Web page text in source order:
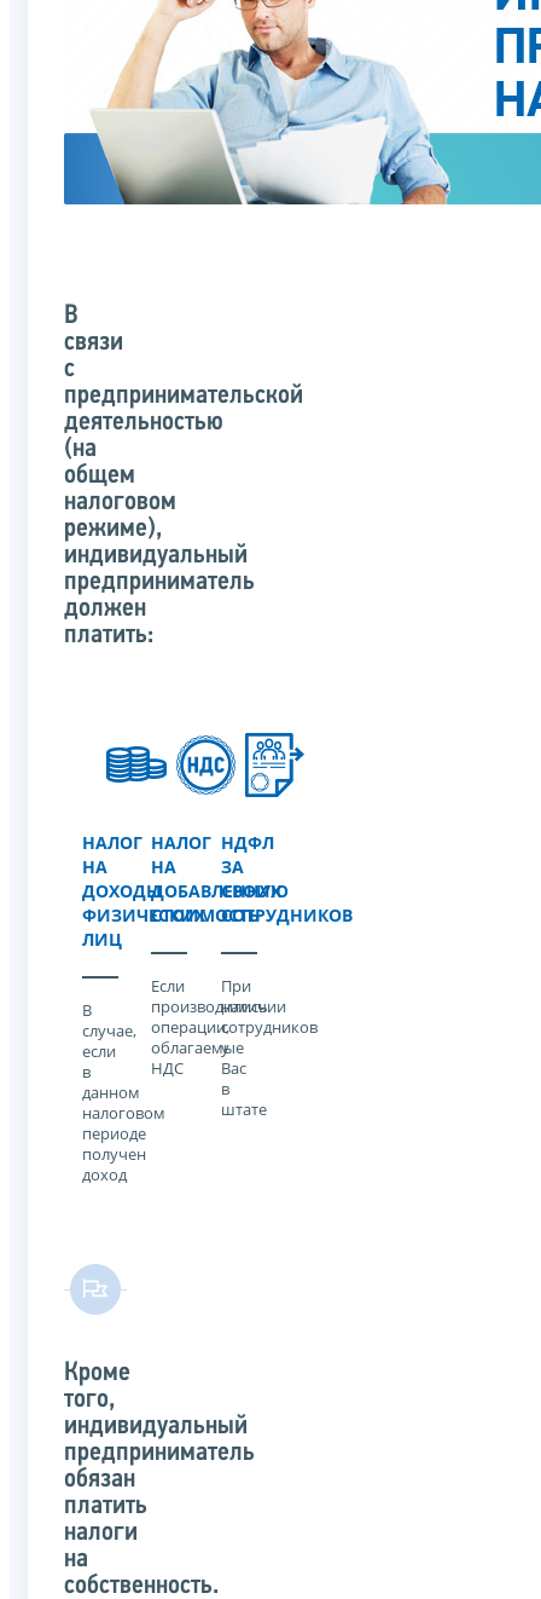
В
связи
с
предпринимательской
деятельностью
(на
общем
налоговом
режиме),
индивидуальный
предприниматель
должен
платить:
НАЛОГ
НА
ДОХОДЫ
ФИЗИЧЕСКИХ
ЛИЦ
В
случае,
если
в
данном
налоговом
периоде
получен
доход
НАЛОГ
НА
ДОБАВЛЕННУЮ
СТОИМОСТЬ
Если
производились
операции,
облагаемые
НДС
НДФЛ
ЗА
СВОИХ
СОТРУДНИКОВ
При
наличии
сотрудников
у
Вас
в
штате
Кроме
того,
индивидуальный
предприниматель
обязан
платить
налоги
на
собственность.